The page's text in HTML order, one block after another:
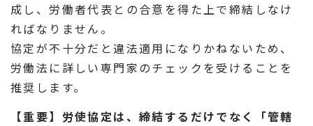
成し、労働者代表との合意を得た上で締結しなけ
ればなりません。
協定が不十分だと違法適用になりかねないため、
労働法に詳しい専門家のチェックを受けることを
推奨します。
【重要】労使協定は、締結するだけでなく「管轄